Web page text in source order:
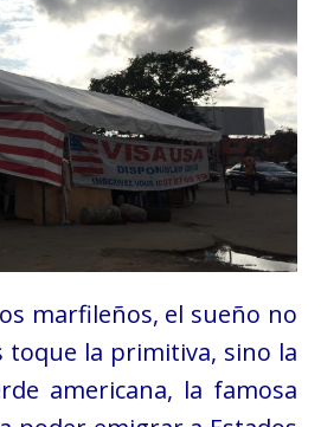
marfileños, el sueño no
toque la primitiva, sino la
americana, la famosa